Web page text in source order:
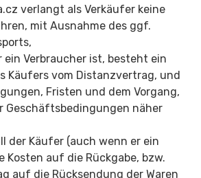
verlangt als Verkäufer keine
mit Ausnahme des ggf.
ein Verbraucher ist, besteht ein
Käufers vom Distanzvertrag, und
Fristen und dem Vorgang,
Geschäftsbedin­gungen näher
der Käufer (auch wenn er ein
Kosten auf die Rückgabe, bzw.
auf die Rücksendung der Waren